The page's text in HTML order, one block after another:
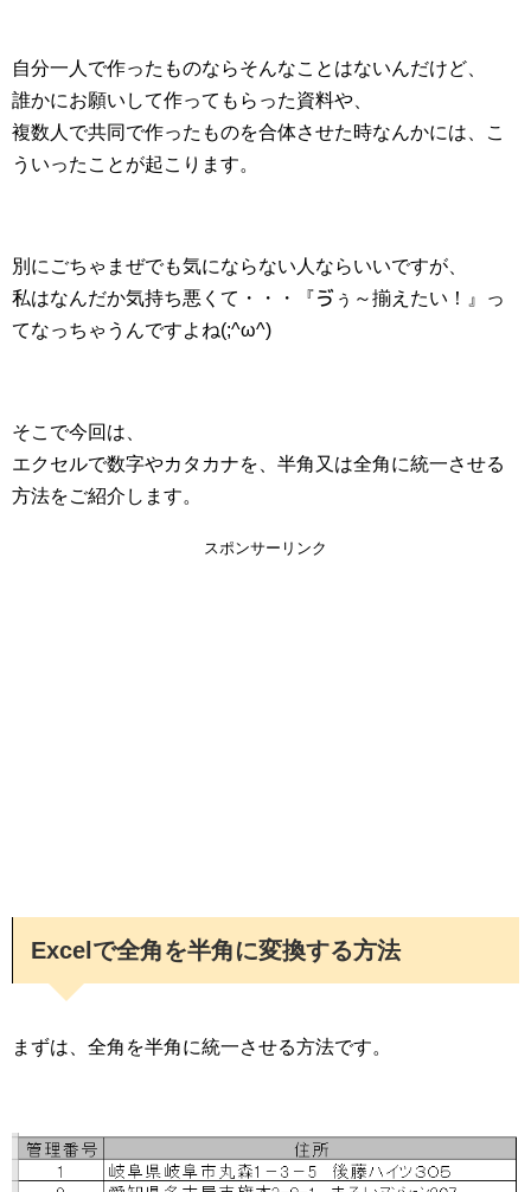
自分一人で作ったものならそんなことはないんだけど、
誰かにお願いして作ってもらった資料や、
複数人で共同で作ったものを合体させた時なんかには、こ
ういったことが起こります。
別にごちゃまぜでも気にならない人ならいいですが、
私はなんだか気持ち悪くて・・・『ゔぅ～揃えたい！』っ
てなっちゃうんですよね(;^ω^)
そこで今回は、
エクセルで数字やカタカナを、半角又は全角に統一させる
方法をご紹介します。
スポンサーリンク
Excelで全角を半角に変換する方法
まずは、全角を半角に統一させる方法です。